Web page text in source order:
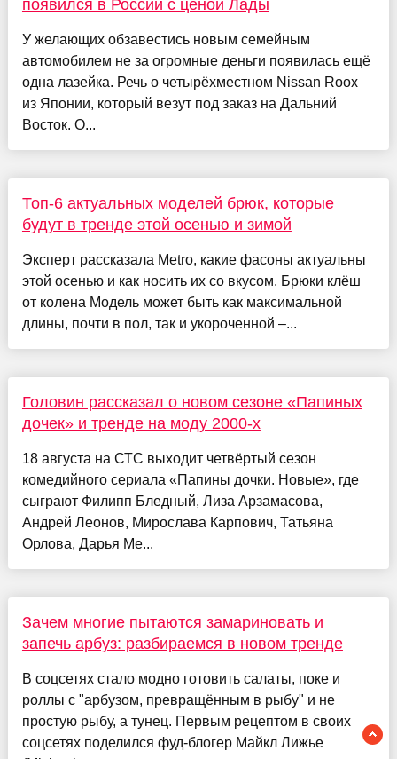
появился в России с ценой Лады
У желающих обзавестись новым семейным
автомобилем не за огромные деньги появилась ещё
одна лазейка. Речь о четырёхместном Nissan Roox
из Японии, который везут под заказ на Дальний
Восток. О...
Топ-6 актуальных моделей брюк, которые
будут в тренде этой осенью и зимой
Эксперт рассказала Metro, какие фасоны актуальны
этой осенью и как носить их со вкусом. Брюки клёш
от колена Модель может быть как максимальной
длины, почти в пол, так и укороченной –...
Головин рассказал о новом сезоне «Папиных
дочек» и тренде на моду 2000-х
18 августа на СТС выходит четвёртый сезон
комедийного сериала «Папины дочки. Новые», где
сыграют Филипп Бледный, Лиза Арзамасова,
Андрей Леонов, Мирослава Карпович, Татьяна
Орлова, Дарья Ме...
Зачем многие пытаются замариновать и
запечь арбуз: разбираемся в новом тренде
В соцсетях стало модно готовить салаты, поке и
роллы с "арбузом, превращённым в рыбу" и не
простую рыбу, а тунец. Первым рецептом в своих
соцсетях поделился фуд-блогер Майкл Лижье